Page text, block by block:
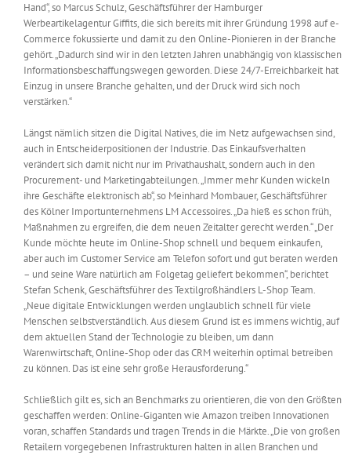
Hand“, so Marcus Schulz, Geschäftsführer der Hamburger
Werbeartikelagentur Giffits, die sich bereits mit ihrer Gründung 1998 auf e-
Commerce fokussierte und damit zu den Online-Pionieren in der Branche
gehört. „Dadurch sind wir in den letzten Jahren unabhängig von klassischen
Informationsbeschaffungswegen geworden. Diese 24/7-Erreichbarkeit hat
Einzug in unsere Branche gehalten, und der Druck wird sich noch
verstärken.“
Längst nämlich sitzen die Digital Natives, die im Netz aufgewachsen sind,
auch in Entscheiderpositionen der Industrie. Das Einkaufsverhalten
verändert sich damit nicht nur im Privathaushalt, sondern auch in den
Procurement- und Marketingabteilungen. „Immer mehr Kunden wickeln
ihre Geschäfte elektronisch ab“, so Meinhard Mombauer, Geschäftsführer
des Kölner Importunternehmens LM Accessoires. „Da hieß es schon früh,
Maßnahmen zu ergreifen, die dem neuen Zeitalter gerecht werden.“ „Der
Kunde möchte heute im Online-Shop schnell und bequem einkaufen,
aber auch im Customer Service am Telefon sofort und gut beraten werden
– und seine Ware natürlich am Folgetag geliefert bekommen“, berichtet
Stefan Schenk, Geschäftsführer des Textilgroßhändlers L-Shop Team.
„Neue digitale Entwicklungen werden unglaublich schnell für viele
Menschen selbstverständlich. Aus diesem Grund ist es immens wichtig, auf
dem aktuellen Stand der Technologie zu bleiben, um dann
Warenwirtschaft, Online-Shop oder das CRM weiterhin optimal betreiben
zu können. Das ist eine sehr große Herausforderung.“
Schließlich gilt es, sich an Benchmarks zu orientieren, die von den Größten
geschaffen werden: Online-Giganten wie Amazon treiben Innovationen
voran, schaffen Standards und tragen Trends in die Märkte. „Die von großen
Retailern vorgegebenen Infrastrukturen halten in allen Branchen und